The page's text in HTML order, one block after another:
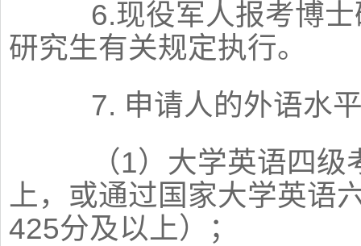
6.现役军人报考博士
研究生有关规定执行。
7. 申请人的外语水平
（1）大学英语四级
上，或通过国家大学英语
425分及以上）；